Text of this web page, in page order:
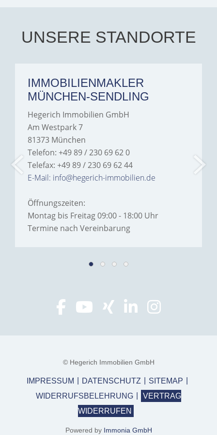
UNSERE STANDORTE
IMMOBILIENMAKLER
MÜNCHEN-SENDLING
Hegerich Immobilien GmbH
Am Westpark 7
81373 München
Telefon: +49 89 / 230 69 62 0
Telefax: +49 89 / 230 69 62 44
E-Mail: info@hegerich-immobilien.de
Öffnungszeiten:
Montag bis Freitag 09:00 - 18:00 Uhr
Termine nach Vereinbarung
© Hegerich Immobilien GmbH
IMPRESSUM DATENSCHUTZ
SITEMAP
WIDERRUFSBELEHRUNG
VERTRAG
WIDERRUFEN
Powered by Immonia GmbH